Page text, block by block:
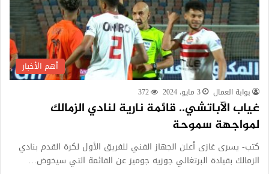
أهم الأخبار
بوابة العمال 3 مايو، 2024 372
غياب الآباتشي.. قائمة نارية لنادي الزمالك
لمواجهة سموحة
كتب- يسرى غازى أعلن الجهاز الفني للفريق الأول لكرة القدم بنادي
الزمالك بقيادة البرتغالي جوزيه جوميز عن القائمة التي سيخوض…